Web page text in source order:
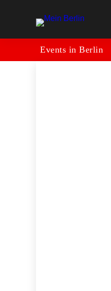
Events in Berlin